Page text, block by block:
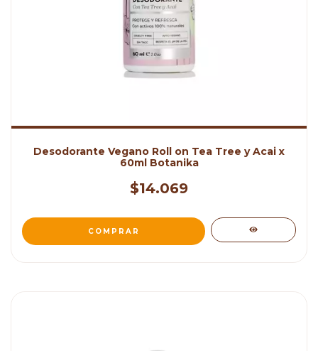
Desodorante Vegano Roll on Tea Tree y Acai x
60ml Botanika
$14.069